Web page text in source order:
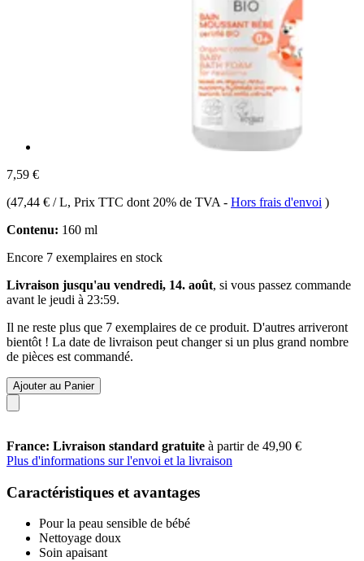
7,59 €
(47,44 € / L, Prix TTC dont 20% de TVA - Hors frais d'envoi )
Contenu: 160 ml
Encore 7 exemplaires en stock
Livraison jusqu'au vendredi, 14. août, si vous passez commande
avant le jeudi à 23:59.
Il ne reste plus que 7 exemplaires de ce produit. D'autres arriveront
bientôt ! La date de livraison peut changer si un plus grand nombre
de pièces est commandé.
Ajouter au Panier
France: Livraison standard gratuite à partir de 49,90 €
Plus d'informations sur l'envoi et la livraison
Caractéristiques et avantages
Pour la peau sensible de bébé
Nettoyage doux
Soin apaisant